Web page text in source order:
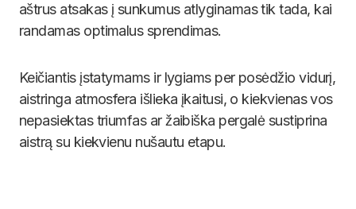
aštrus atsakas į sunkumus atlyginamas tik tada, kai
randamas optimalus sprendimas.
Keičiantis įstatymams ir lygiams per posėdžio vidurį,
aistringa atmosfera išlieka įkaitusi, o kiekvienas vos
nepasiektas triumfas ar žaibiška pergalė sustiprina
aistrą su kiekvienu nušautu etapu.